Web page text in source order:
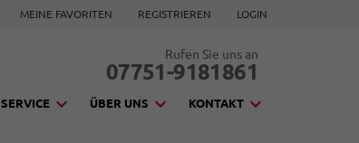
MEINE FAVORITEN REGISTRIEREN LOGIN
Rufen Sie uns an
07751-9181861
SERVICE ÜBER UNS KONTAKT